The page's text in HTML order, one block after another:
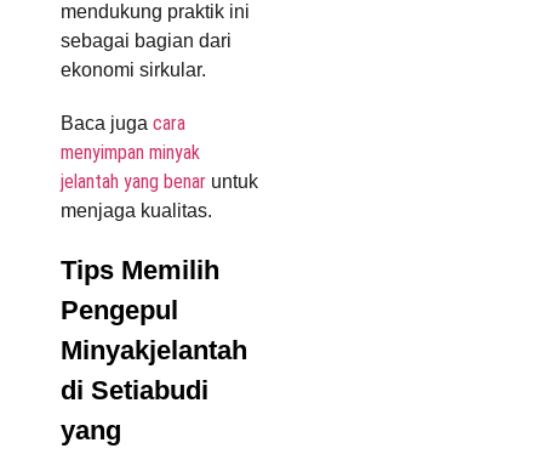
mendukung praktik ini
sebagai bagian dari
ekonomi sirkular.
Baca juga cara
menyimpan minyak
jelantah yang benar untuk
menjaga kualitas.
Tips Memilih
Pengepul
Minyakjelantah
di Setiabudi
yang